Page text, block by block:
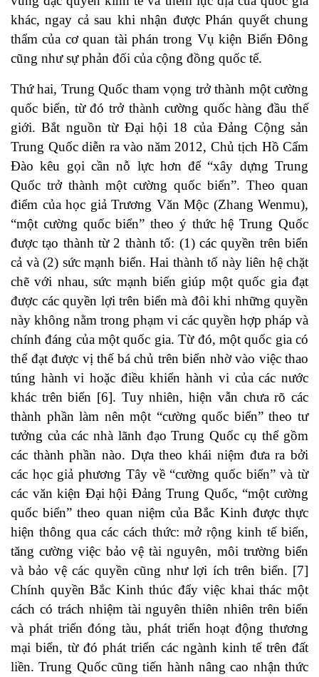
khác, ngay cả sau khi nhận được Phán quyết chung
thẩm của cơ quan tài phán trong Vụ kiện Biển Đông
cũng như sự phản đối của cộng đồng quốc tế.
Thứ hai, Trung Quốc tham vọng trở thành một cường
quốc biển, từ đó trở thành cường quốc hàng đầu thế
giới. Bắt nguồn từ Đại hội 18 của Đảng Cộng sản
Trung Quốc diễn ra vào năm 2012, Chủ tịch Hồ Cẩm
Đào kêu gọi cần nỗ lực hơn để “xây dựng Trung
Quốc trở thành một cường quốc biển”. Theo quan
điểm của học giả Trương Văn Mộc (Zhang Wenmu),
“một cường quốc biển” theo ý thức hệ Trung Quốc
được tạo thành từ 2 thành tố: (1) các quyền trên biển
cả và (2) sức mạnh biển. Hai thành tố này liên hệ chặt
chẽ với nhau, sức mạnh biển giúp một quốc gia đạt
được các quyền lợi trên biển mà đôi khi những quyền
này không nằm trong phạm vi các quyền hợp pháp và
chính đáng của một quốc gia. Từ đó, một quốc gia có
thể đạt được vị thế bá chủ trên biển nhờ vào việc thao
túng hành vi hoặc điều khiển hành vi của các nước
khác trên biển [6]. Tuy nhiên, hiện vẫn chưa rõ các
thành phần làm nên một “cường quốc biển” theo tư
tưởng của các nhà lãnh đạo Trung Quốc cụ thể gồm
các thành phần nào. Dựa theo khái niệm đưa ra bởi
các học giả phương Tây về “cường quốc biển” và từ
các văn kiện Đại hội Đảng Trung Quốc, “một cường
quốc biển” theo quan niệm của Bắc Kinh được thực
hiện thông qua các cách thức: mở rộng kinh tế biển,
tăng cường việc bảo vệ tài nguyên, môi trường biển
và bảo vệ các quyền cũng như lợi ích trên biển. [7]
Chính quyền Bắc Kinh thúc đẩy việc khai thác một
cách có trách nhiệm tài nguyên thiên nhiên trên biển
và phát triển đóng tàu, phát triển hoạt động thương
mại biển, từ đó phát triển các ngành kinh tế trên đất
liền. Trung Quốc cũng tiến hành nâng cao nhận thức